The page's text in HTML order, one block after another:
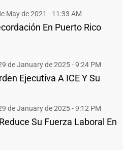
May de 2021 - 11:33 AM
En Puerto Rico
de January de 2025 - 9:24 PM
Ejecutiva A ICE Y Su
de January de 2025 - 9:12 PM
Su Fuerza Laboral En